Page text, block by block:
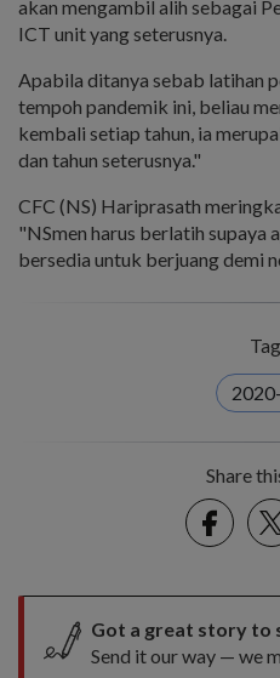
akan mengambil alih sebagai
ICT unit yang seterusnya.
Apabila ditanya sebab latihan
tempoh pandemik ini, beliau
kembali setiap tahun, ia
dan tahun seterusnya."
CFC (NS) Hariprasath
"NSmen harus berlatih supaya
bersedia untuk berjuang demi
Share
Got a great story to
Send it our way — we